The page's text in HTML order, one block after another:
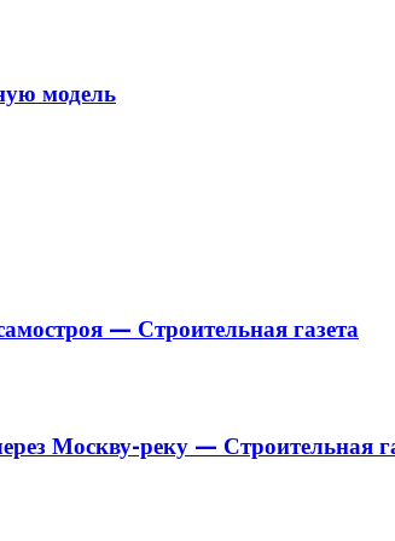
модель
— Строительная газета
Москву-реку — Строительная